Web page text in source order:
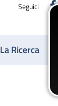
Seguici
La Ricerca